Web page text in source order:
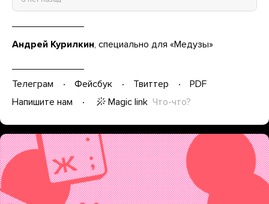
Андрей Курилкин, специально для «Медузы»
Телеграм Фейсбук Твиттер
PDF
Напишите нам
Magic link Что-что?